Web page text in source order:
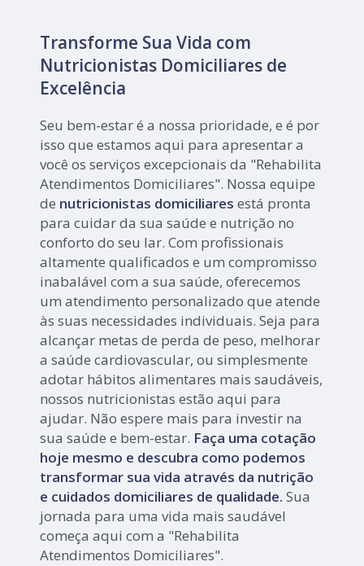
Transforme Sua Vida com
Nutricionistas Domiciliares de
Excelência
Seu bem-estar é a nossa prioridade, e é por
isso que estamos aqui para apresentar a
você os serviços excepcionais da "Rehabilita
Atendimentos Domiciliares". Nossa equipe
de nutricionistas domiciliares está pronta
para cuidar da sua saúde e nutrição no
conforto do seu lar. Com profissionais
altamente qualificados e um compromisso
inabalável com a sua saúde, oferecemos
um atendimento personalizado que atende
às suas necessidades individuais. Seja para
alcançar metas de perda de peso, melhorar
a saúde cardiovascular, ou simplesmente
adotar hábitos alimentares mais saudáveis,
nossos nutricionistas estão aqui para
ajudar. Não espere mais para investir na
sua saúde e bem-estar. Faça uma cotação
hoje mesmo e descubra como podemos
transformar sua vida através da nutrição
e cuidados domiciliares de qualidade. Sua
jornada para uma vida mais saudável
começa aqui com a "Rehabilita
Atendimentos Domiciliares".